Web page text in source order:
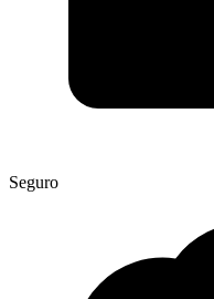
Seguro